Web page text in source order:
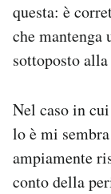
questa: è
che mantenga
sottoposto
Nel caso in
lo è mi
ampiamente
conto della